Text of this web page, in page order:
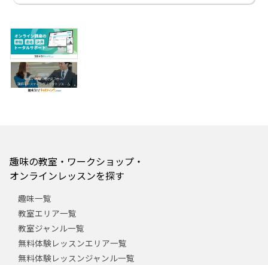
趣味の教室・ワークショップ・
オンラインレッスンを探す
趣味一覧
教室エリア一覧
教室ジャンル一覧
無料体験レッスンエリア一覧
無料体験レッスンジャンル一覧